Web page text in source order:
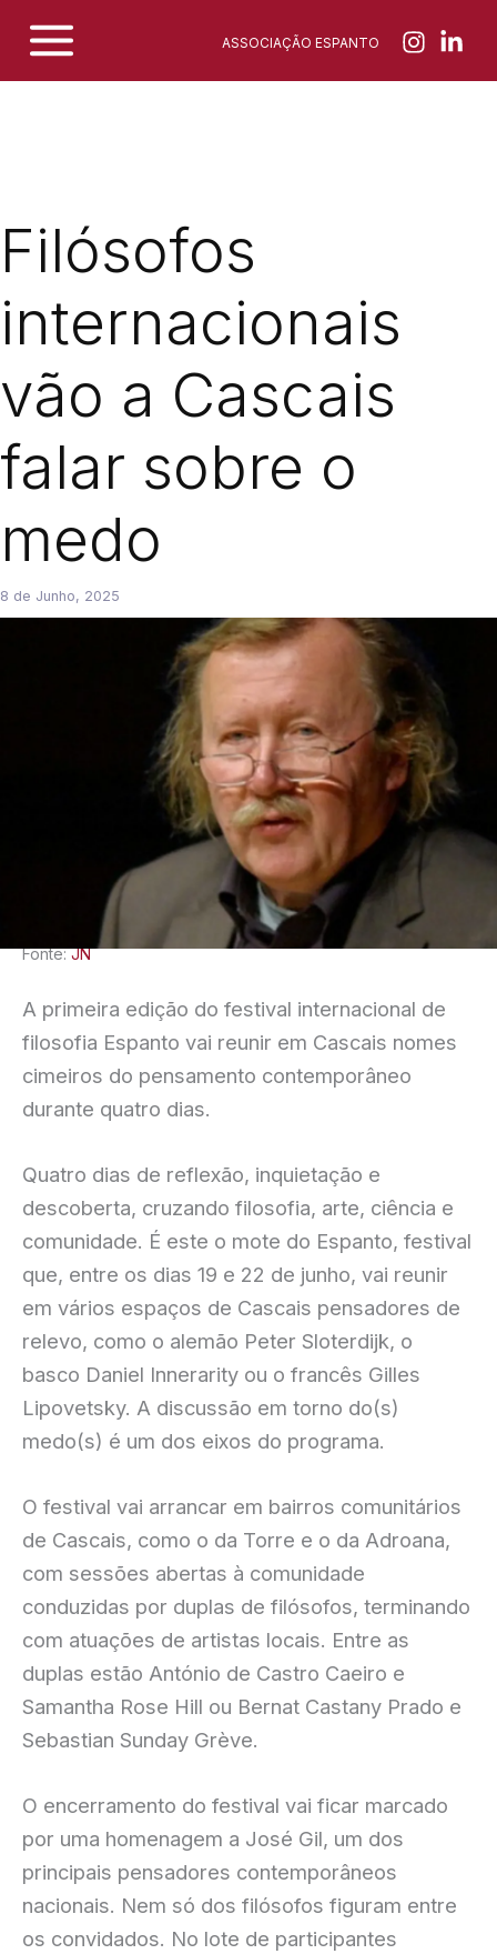
content
ASSOCIAÇÃO ESPANTO
Filósofos
internacionais
vão a Cascais
falar sobre o
medo
8 de Junho, 2025
Fonte:JN
A primeira edição do festival internacional de
filosofia Espanto vai reunir em Cascais nomes
cimeiros do pensamento contemporâneo
durante quatro dias.
Quatro dias de reflexão, inquietação e
descoberta, cruzando filosofia, arte, ciência e
comunidade. É este o mote do Espanto, festival
que, entre os dias 19 e 22 de junho, vai reunir
em vários espaços de Cascais pensadores de
relevo, como o alemão Peter Sloterdijk, o
basco Daniel Innerarity ou o francês Gilles
Lipovetsky. A discussão em torno do(s)
medo(s) é um dos eixos do programa.
O festival vai arrancar em bairros comunitários
de Cascais, como o da Torre e o da Adroana,
com sessões abertas à comunidade
conduzidas por duplas de filósofos, terminando
com atuações de artistas locais. Entre as
duplas estão António de Castro Caeiro e
Samantha Rose Hill ou Bernat Castany Prado e
Sebastian Sunday Grève.
O encerramento do festival vai ficar marcado
por uma homenagem a José Gil, um dos
principais pensadores contemporâneos
nacionais. Nem só dos filósofos figuram entre
os convidados. No lote de participantes